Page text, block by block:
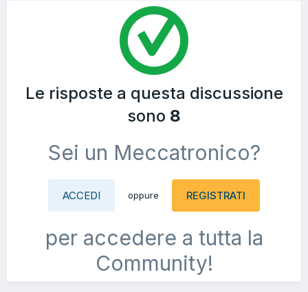
Le risposte a questa discussione
sono 8
Sei un Meccatronico?
ACCEDI oppure REGISTRATI
per accedere a tutta la
Community!